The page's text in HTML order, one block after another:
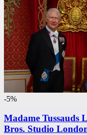
-5%
Madame Tussauds
Bros. Studio